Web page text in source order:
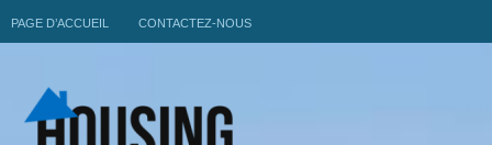
PAGE D’ACCUEIL CONTACTEZ-NOUS